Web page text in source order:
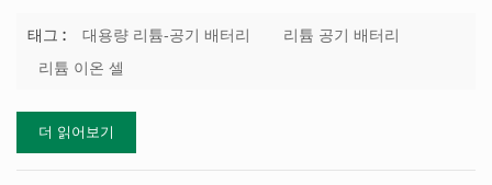
산소를 양극으로 사용하며 전극은 고체 전해질로 분리되어 있습니
다. 음극은 유기 전해질 ; 양극은 수성 전해질 . 방전 동안, 음극은 리
의 수성 전해질로 이동하고; 전자는 와이어를 통해 양극으로 전달되
고 공기 중의 산소와 물은 미세한 탄화 탄소의 표면에서 반응합니다.
태그 : 대용량 리튬-공기 배터리
리튬 공기 배터리
리튬 이온 셀
더 읽어보기